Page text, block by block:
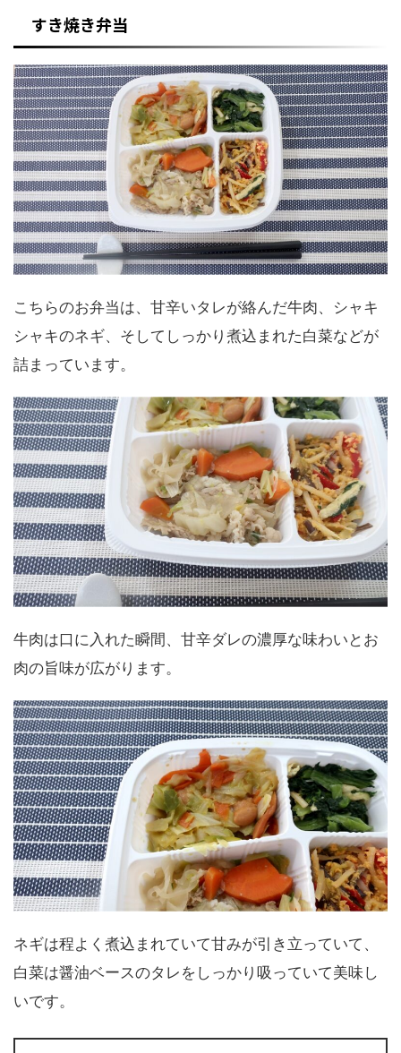
すき焼き弁当
こちらのお弁当は、甘辛いタレが絡んだ牛肉、シャキ
シャキのネギ、そしてしっかり煮込まれた白菜などが
詰まっています。
牛肉は口に入れた瞬間、甘辛ダレの濃厚な味わいとお
肉の旨味が広がります。
ネギは程よく煮込まれていて甘みが引き立っていて、
白菜は醤油ベースのタレをしっかり吸っていて美味し
いです。